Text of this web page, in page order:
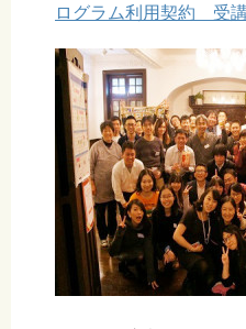
ログラム利用契約 受